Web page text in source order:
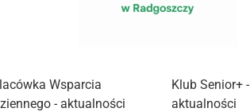
Wsparcia
- aktualności
Klub Senior+ -
aktualności